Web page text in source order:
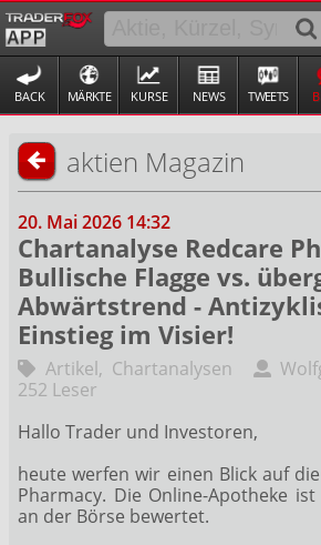
BACK MÄRKTE KURSE NEWS TWEETS
aktien Magazin
20. Mai 2026 14:32
Chartanalyse Redcare
Bullische Flagge vs.
Abwärtstrend -
Einstieg im Visier!
Artikel, Chartanalysen
252 Leser
Hallo Trader und Investoren,
heute werfen wir einen Blick auf
Pharmacy. Die Online-Apotheke
an der Börse bewertet.